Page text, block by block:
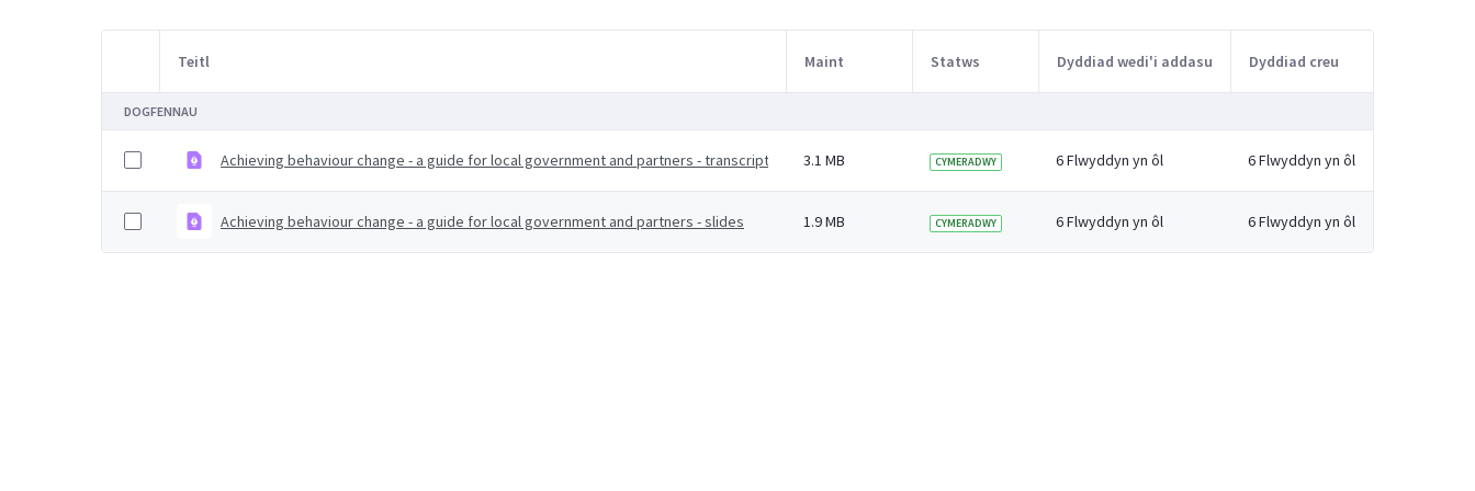
Item Selection
Teitl Maint Statws Dyddiad wedi'i addasu Dyddiad creu
DOGFENNAU
Achieving behaviour change - a guide for local government and partners - transcript 3.1 MB CYMERADWY 6 Flwyddyn yn ôl 6 Flwyddyn yn ôl
Achieving behaviour change - a guide for local government and partners - slides 1.9 MB CYMERADWY 6 Flwyddyn yn ôl 6 Flwyddyn yn ôl